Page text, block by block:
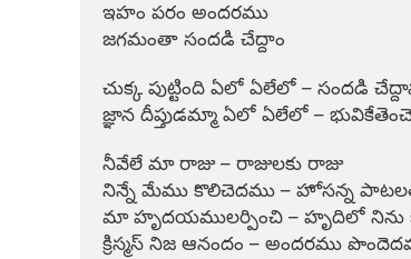
ఇహం పరం అందరము
జగమంతా సందడి చేద్దాం
చుక్క పుట్టింది ఏలో ఏలేలో – సందడి
జ్ఞాన దీప్తుడమ్మా ఏలో ఏలేలో –
నీవేలే మా రాజు – రాజులకు రాజు
నిన్నే మేము కొలిచెదము – హోసన్న
మా హృదయములర్పించి – హృదిలో నిను
క్రిస్మస్ నిజ ఆనందం – అందరము